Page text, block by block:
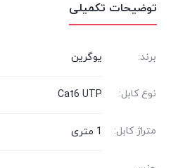
توضیحات تکمیلی
برند: یوگرین
نوع کابل: Cat6 UTP
متراژ کابل: 1 متری